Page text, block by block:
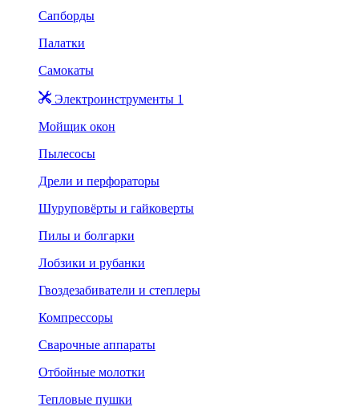
Сапборды
Палатки
Самокаты
Электроинструменты 1
Мойщик окон
Пылесосы
Дрели и перфораторы
Шуруповёрты и гайковерты
Пилы и болгарки
Лобзики и рубанки
Гвоздезабиватели и степлеры
Компрессоры
Сварочные аппараты
Отбойные молотки
Тепловые пушки